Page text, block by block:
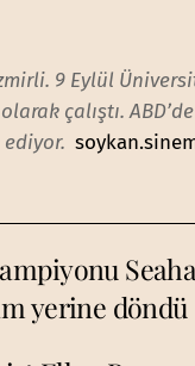
9 Eylül
çalıştı.
ediyor.
yerine döndü